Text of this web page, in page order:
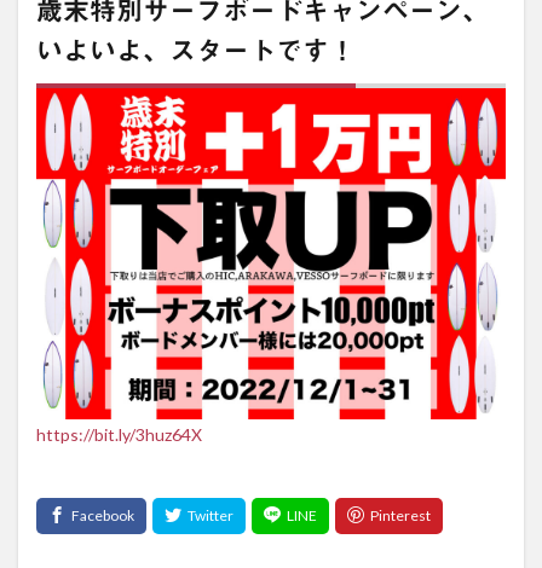
歳末特別サーフボードキャンペーン、
いよいよ、スタートです！
https://bit.ly/3huz64X